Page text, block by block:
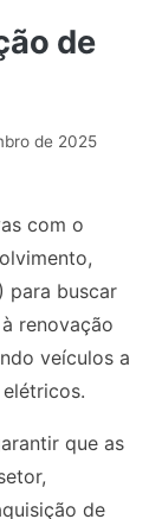
de
de 2025
com o
para buscar
renovação
veículos a
que as
de